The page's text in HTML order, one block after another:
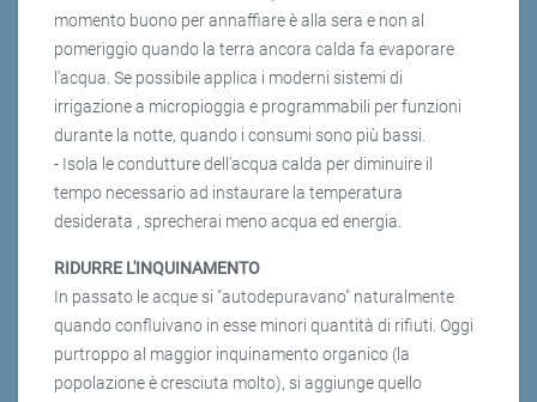
momento buono per annaffiare è alla sera e non al
pomeriggio quando la terra ancora calda fa evaporare
l'acqua. Se possibile applica i moderni sistemi di
irrigazione a micropioggia e programmabili per funzioni
durante la notte, quando i consumi sono più bassi.
- Isola le condutture dell'acqua calda per diminuire il
tempo necessario ad instaurare la temperatura
desiderata , sprecherai meno acqua ed energia.
RIDURRE L'INQUINAMENTO
In passato le acque si "autodepuravano" naturalmente
quando confluivano in esse minori quantità di rifiuti. Oggi
purtroppo al maggior inquinamento organico (la
popolazione è cresciuta molto), si aggiunge quello